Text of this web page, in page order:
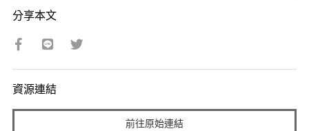
分享本文
資源連結
前往原始連結